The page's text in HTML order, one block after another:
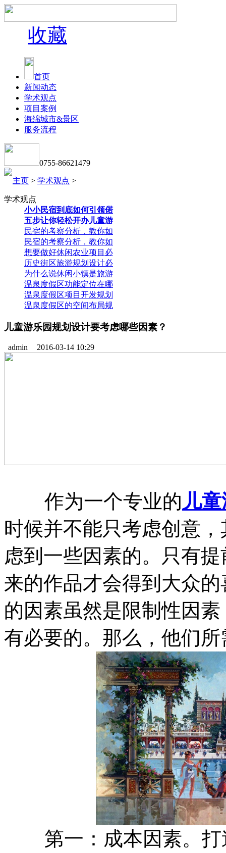
收藏
首页
新闻动态
学术观点
项目案例
海绵城市&景区
服务流程
0755-86621479
主页 > 学术观点 >
学术观点
小小民宿到底如何引领偌
五步让你轻松开办儿童游
民宿的考察分析，教你如
民宿的考察分析，教你如
想要做好休闲农业项目必
历史街区旅游规划设计必
为什么说休闲小镇是旅游
温泉度假区功能定位在哪
温泉度假区项目开发规划
温泉度假区的空间布局规
儿童游乐园规划设计要考虑哪些因素？
admin 2016-03-14 10:29
作为一个专业的儿
时候并不能只考虑创意
虑到一些因素的。只有
来的作品才会得到大众
的因素虽然是限制性因
有必要的。那么，他们
第一：成本因素。打